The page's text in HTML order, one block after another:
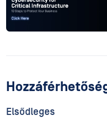
Elsődleges